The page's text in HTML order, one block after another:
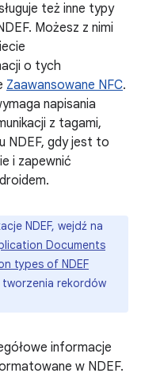
też inne typy
Możesz z nimi
o tych
Zaawansowane NFC.
napisania
z tagami,
NDEF, gdy jest to
i zapewnić
NDEF, wejdź na
Documents
types of NDEF
tworzenia rekordów
informacje
w NDEF.